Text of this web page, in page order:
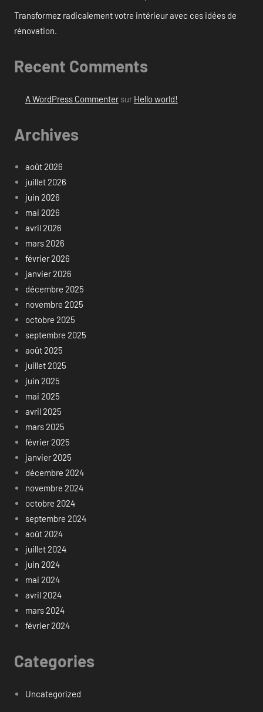
Transformez radicalement votre intérieur avec ces idées de
rénovation.
Recent Comments
A WordPress Commentersur Hello world!
Archives
août 2026
juillet 2026
juin 2026
mai 2026
avril 2026
mars 2026
février 2026
janvier 2026
décembre 2025
novembre 2025
octobre 2025
septembre 2025
août 2025
juillet 2025
juin 2025
mai 2025
avril 2025
mars 2025
février 2025
janvier 2025
décembre 2024
novembre 2024
octobre 2024
septembre 2024
août 2024
juillet 2024
juin 2024
mai 2024
avril 2024
mars 2024
février 2024
Categories
Uncategorized